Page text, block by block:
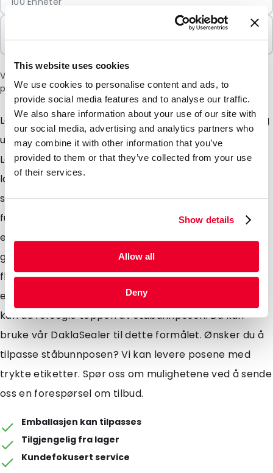
This website uses cookies
We use cookies to personalise content and ads, to
provide social media features and to analyse our traffic.
We also share information about your use of our site with
our social media, advertising and analytics partners who
may combine it with other information that you’ve
provided to them or that they’ve collected from your use
of their services.
Show details
Allow all
Deny
100 Enheter
Vær oppmerksom på: et tillegg på 6 % vil bli lagt til i kassen
på grunn av den nåværende situasjonen i Midtøsten.
Leter du etter en slitesterk emballasje med et naturlig
utseende? Da trenger du ikke lete lenger! Vi har
Lamizip Kraft Paper. Med kombinasjonen av et indre
lag av aluminium og utsiden av kraftpapir er denne
ståbunnposen perfekt egnet for produkter som frø,
fuglefôr eller kaffe. Det naturlige utseendet gir posen
ekstra appell. Lamizip Kraft Paper er utstyrt med en
greplukking, slik at du kan åpne og lukke emballasjen
flere ganger. Hvis du ønsker å lukke posen permanent
etter fylling, for eksempel ved salg i detaljhandelen,
kan du forsegle toppen av ståbunnposen. Du kan
bruke vår DaklaSealer til dette formålet. Ønsker du å
tilpasse ståbunnposen? Vi kan levere posene med
trykte etiketter. Spør oss om mulighetene ved å sende
oss en forespørsel om tilbud.
Emballasjen kan tilpasses
Tilgjengelig fra lager
Kundefokusert service